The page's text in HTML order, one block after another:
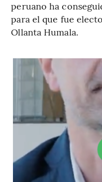
peruano ha
para el que fue
Ollanta Humala.